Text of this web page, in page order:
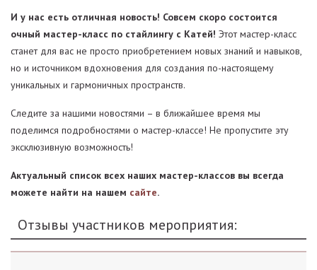
И у нас есть отличная новость! Совсем скоро состоится
очный мастер-класс по стайлингу с Катей! Этот мастер-класс
станет для вас не просто приобретением новых знаний и навыков,
но и источником вдохновения для создания по-настоящему
уникальных и гармоничных пространств.
Следите за нашими новостями – в ближайшее время мы
поделимся подробностями о мастер-классе! Не пропустите эту
эксклюзивную возможность!
Актуальный список всех наших мастер-классов вы всегда
можете найти на нашем сайте.
Отзывы участников мероприятия: